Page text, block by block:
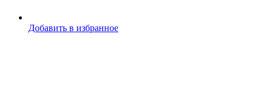
Добавить в избранное